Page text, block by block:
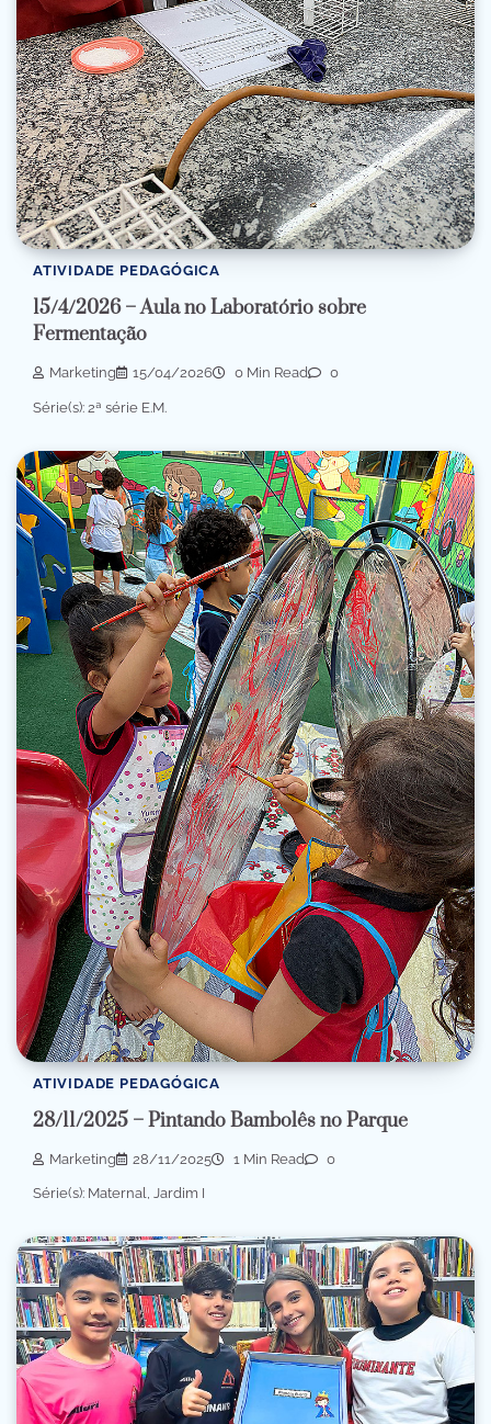
ATIVIDADE PEDAGÓGICA
15/4/2026 – Aula no Laboratório sobre
Fermentação
Marketing 15/04/2026 0 Min Read 0
Série(s): 2ª série E.M.
ATIVIDADE PEDAGÓGICA
28/11/2025 – Pintando Bambolês no Parque
Marketing 28/11/2025 1 Min Read 0
Série(s): Maternal, Jardim I